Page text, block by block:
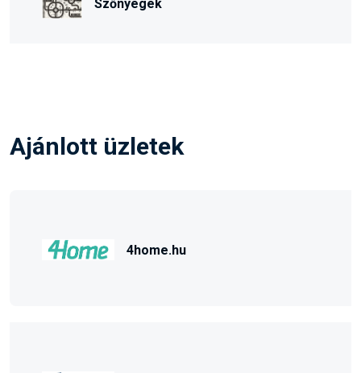
Szőnyegek
Ajánlott üzletek
4home.hu